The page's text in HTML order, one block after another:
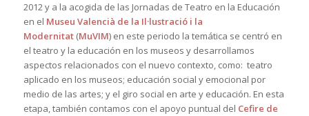
2012 y a la acogida de las Jornadas de Teatro en la Educación
en el Museu Valencià de la Il·lustració i la
Modernitat(MuVIM) en este periodo la temática se centró en
el teatro y la educación en los museos y desarrollamos
aspectos relacionados con el nuevo contexto, como: teatro
aplicado en los museos; educación social y emocional por
medio de las artes; y el giro social en arte y educación. En esta
etapa, también contamos con el apoyo puntual del Cefire de